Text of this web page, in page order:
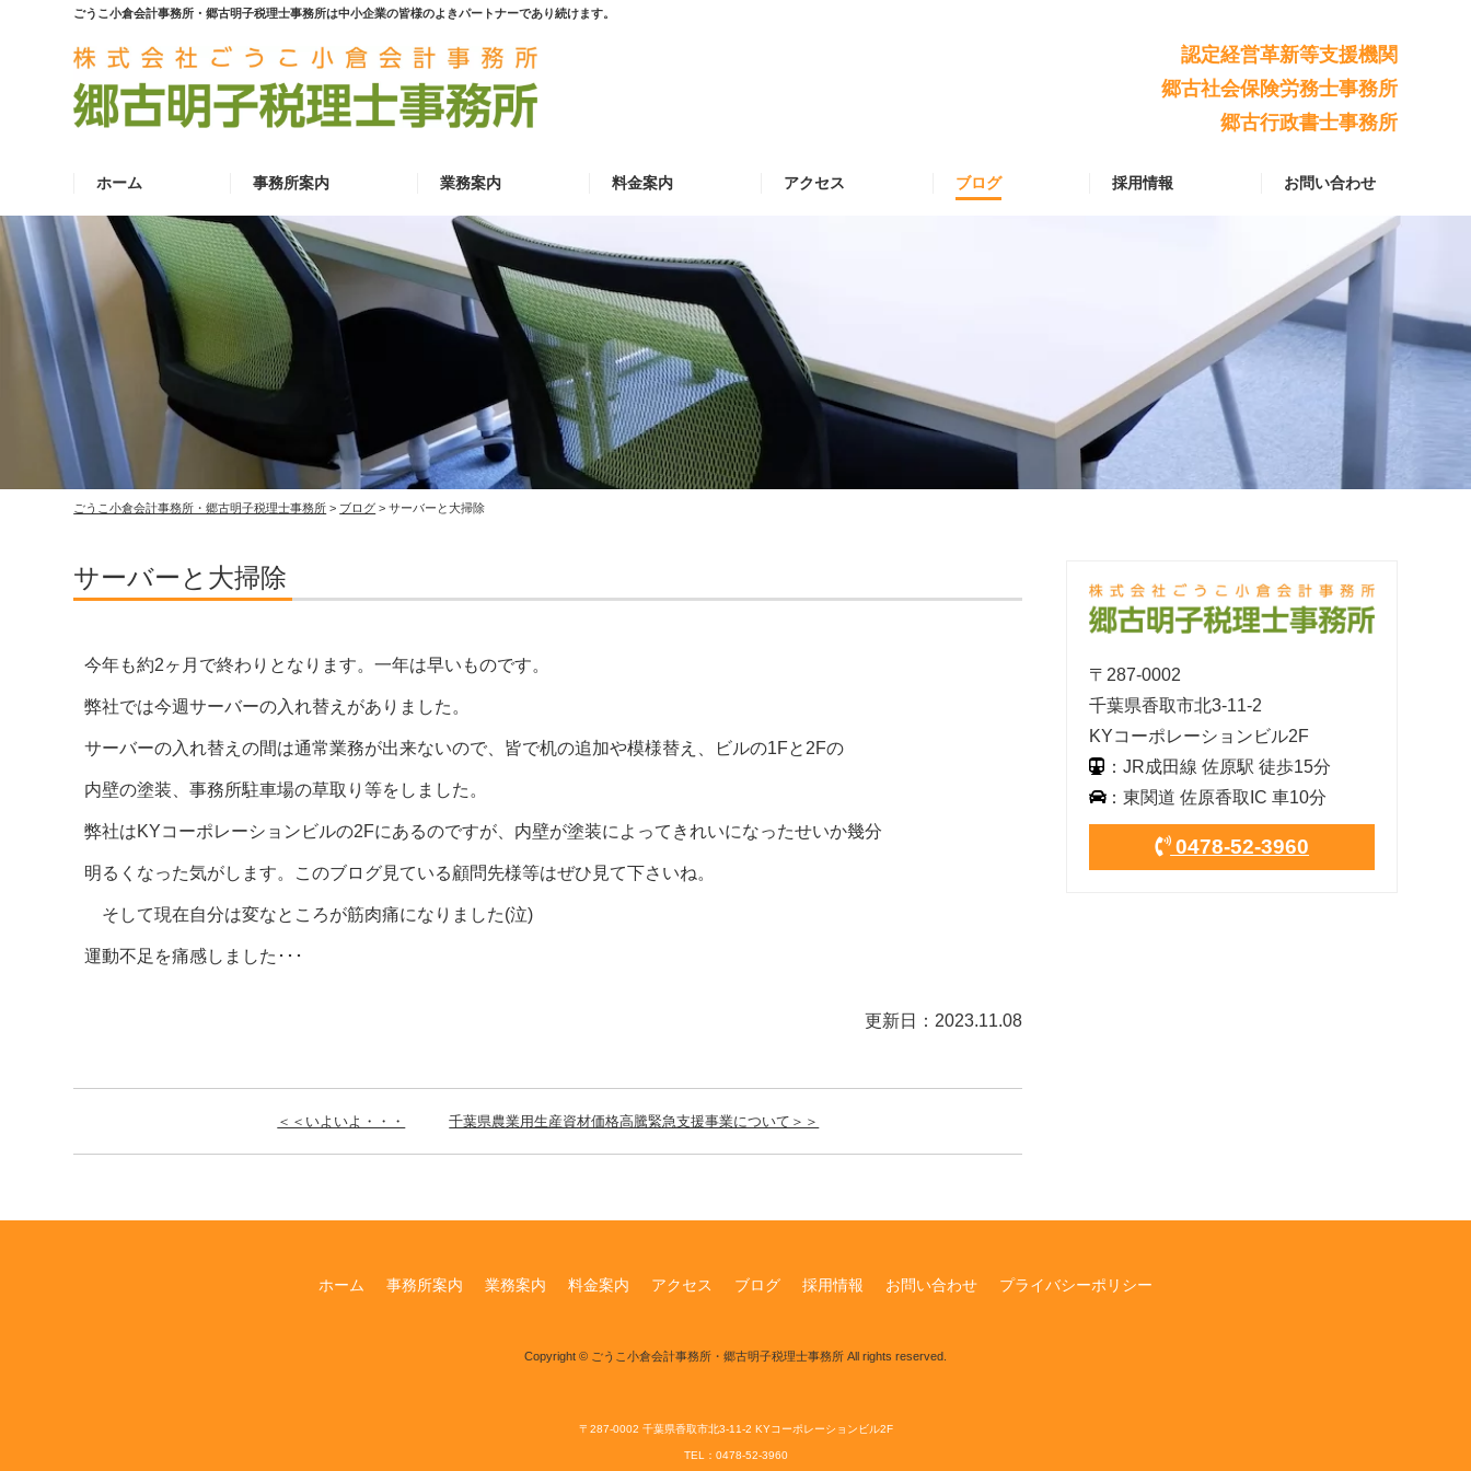
ごうこ小倉会計事務所・郷古明子税理士事務所は中小企業の皆様のよきパートナーであり続けます。
認定経営革新等支援機関
郷古社会保険労務士事務所
郷古行政書士事務所
ホーム 事務所案内 業務案内 料金案内 アクセス ブログ 採用情報 お問い合わせ
ごうこ小倉会計事務所・郷古明子税理士事務所 > ブログ >サーバーと大掃除
サーバーと大掃除
今年も約2ヶ月で終わりとなります。一年は早いものです。
弊社では今週サーバーの入れ替えがありました。
サーバーの入れ替えの間は通常業務が出来ないので、皆で机の追加や模様替え、ビルの1Fと2Fの
内壁の塗装、事務所駐車場の草取り等をしました。
弊社はKYコーポレーションビルの2Fにあるのですが、内壁が塗装によってきれいになったせいか幾分
明るくなった気がします。このブログ見ている顧問先様等はぜひ見て下さいね。
そして現在自分は変なところが筋肉痛になりました(泣)
運動不足を痛感しました･･･
更新日：2023.11.08
＜＜いよいよ・・・ 千葉県農業用生産資材価格高騰緊急支援事業について＞＞
〒287-0002
千葉県香取市北3-11-2
KYコーポレーションビル2F
：JR成田線 佐原駅 徒歩15分
：東関道 佐原香取IC 車10分
0478-52-3960
ホーム 事務所案内 業務案内 料金案内 アクセス ブログ 採用情報 お問い合わせ プライバシーポリシー
Copyright © ごうこ小倉会計事務所・郷古明子税理士事務所 All rights reserved.
〒287-0002 千葉県香取市北3-11-2 KYコーポレーションビル2F
TEL：0478-52-3960